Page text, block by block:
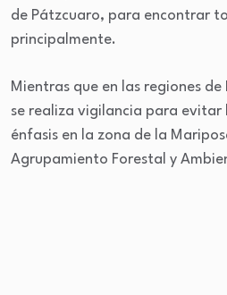
de Pátzcuaro, para encontrar
principalmente.
Mientras que en las regiones
se realiza vigilancia para
énfasis en la zona de la
Agrupamiento Forestal y